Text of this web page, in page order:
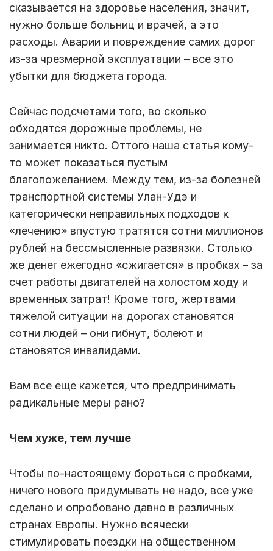
сказывается на здоровье населения, значит,
нужно больше больниц и врачей, а это
расходы. Аварии и повреждение самих дорог
из-за чрезмерной эксплуатации – все это
убытки для бюджета города.
Сейчас подсчетами того, во сколько
обходятся дорожные проблемы, не
занимается никто. Оттого наша статья кому-
то может показаться пустым
благопожеланием. Между тем, из-за болезней
транспортной системы Улан-Удэ и
категорически неправильных подходов к
«лечению» впустую тратятся сотни миллионов
рублей на бессмысленные развязки. Столько
же денег ежегодно «сжигается» в пробках – за
счет работы двигателей на холостом ходу и
временных затрат! Кроме того, жертвами
тяжелой ситуации на дорогах становятся
сотни людей – они гибнут, болеют и
становятся инвалидами.
Вам все еще кажется, что предпринимать
радикальные меры рано?
Чем хуже, тем лучше
Чтобы по-настоящему бороться с пробками,
ничего нового придумывать не надо, все уже
сделано и опробовано давно в различных
странах Европы. Нужно всячески
стимулировать поездки на общественном